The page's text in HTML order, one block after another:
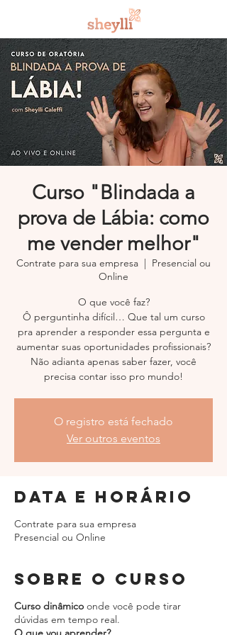
Curso "Blindada a
prova de Lábia: como
me vender melhor"
Contrate para sua empresa
  |
Presencial ou
Online
O que você faz?
Ô perguntinha difícil… Que tal um curso
pra aprender a responder essa pergunta e
aumentar suas oportunidades profissionais?
Não adianta apenas saber fazer, você
precisa contar isso pro mundo!
O registro está fechado
Ver outros eventos
Data e horário
Contrate para sua empresa
Presencial ou Online
Sobre o curso
Curso dinâmico onde você pode tirar
dúvidas em tempo real.